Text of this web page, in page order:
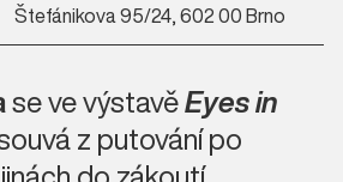
Štefánikova 95/24, 602 00 Brno
se ve výstavěEyes in
z putování po